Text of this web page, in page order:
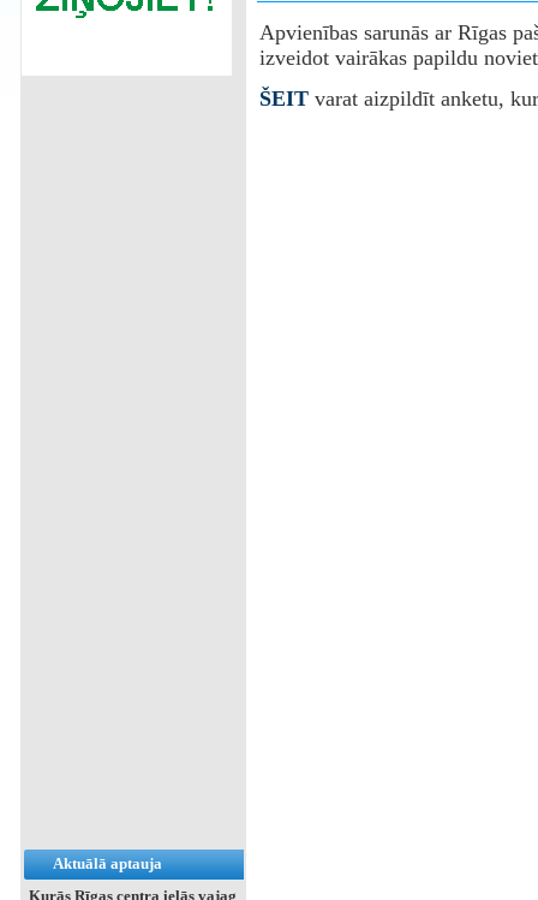
Aktuālā aptauja
Kurās Rīgas centra ielās vajag
Apvienības sarunās ar Rīgas
izveidot vairākas papildu
ŠEITvarat aizpildīt anketu,